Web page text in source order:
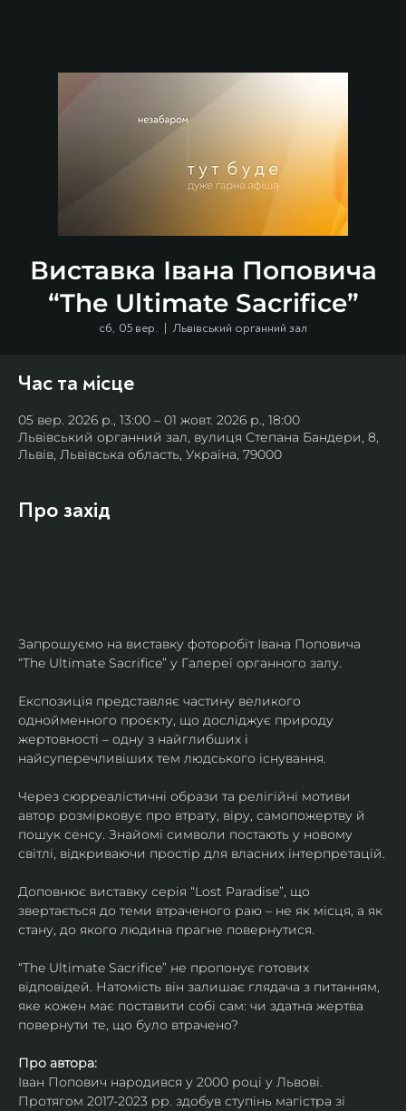
Виставка Івана Поповича
“The Ultimate Sacrifice”
сб, 05 вер.
  |
Львівський органний зал
Час та місце
05 вер. 2026 р., 13:00 – 01 жовт. 2026 р., 18:00
Львівський органний зал, вулиця Степана Бандери, 8,
Львів, Львівська область, Україна, 79000
Про захід
Запрошуємо на виставку фоторобіт Івана Поповича
“The Ultimate Sacrifice” у Галереї органного залу.
Експозиція представляє частину великого
однойменного проєкту, що досліджує природу
жертовності – одну з найглибших і
найсуперечливіших тем людського існування.
Через сюрреалістичні образи та релігійні мотиви
автор розмірковує про втрату, віру, самопожертву й
пошук сенсу. Знайомі символи постають у новому
світлі, відкриваючи простір для власних інтерпретацій.
Доповнює виставку серія “Lost Paradise”, що
звертається до теми втраченого раю – не як місця, а як
стану, до якого людина прагне повернутися.
“The Ultimate Sacrifice” не пропонує готових
відповідей. Натомість він залишає глядача з питанням,
яке кожен має поставити собі сам: чи здатна жертва
повернути те, що було втрачено?
Про автора:
Іван Попович народився у 2000 році у Львові.
Протягом 2017-2023 рр. здобув ступінь магістра зі